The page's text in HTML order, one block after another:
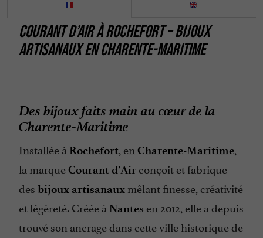
COURANT D’AIR À ROCHEFORT – BIJOUX
ARTISANAUX EN CHARENTE-MARITIME
Des bijoux faits main au cœur de la
Charente-Maritime
Installée à Rochefort, en Charente-Maritime,
la marqueCourant d’Air conçoit et fabrique
des bijoux artisanaux mêlant finesse, créativité
et légèreté. Créée à Nantes en 2012, elle a depuis
trouvé son ancrage dans cette ville historique de